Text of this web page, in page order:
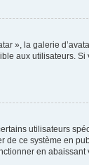
», la galerie
aux utilisateurs.
utilisateurs
de ce système en
en abaissant